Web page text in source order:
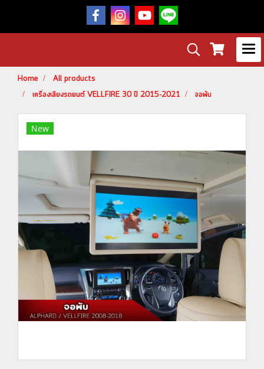
Home
All products
เครื่องเสียงรถยนต์ VELLFIRE 30 ปี 2015-2021
จอพับ
New